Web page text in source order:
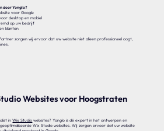
door Yonglo?
voor Google
desktop en mobiel
op uw bedrijf
klanten
zorgen wij ervoor dat uw website niet alleen professioneel oogt,
inWix Studio websites? Yonglo is dé expert in het ontwerpen en
Wix Studio websites. Wij zorgen ervoor dat uw website
Websites voor Hoogstraten